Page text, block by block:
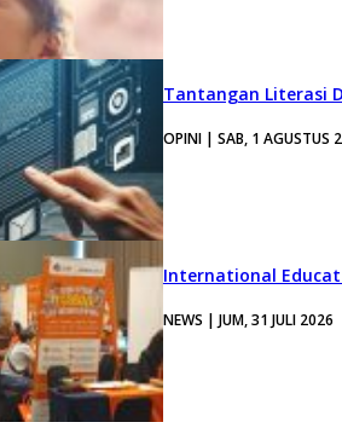
Tantangan Literasi
OPINI | SAB, 1 AGUSTUS
International
NEWS | JUM, 31 JULI 2026